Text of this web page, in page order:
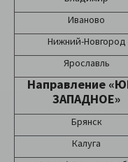
Иваново
Нижний-Новгород
Ярославль
Направление
ЗАПАДНОЕ»
Брянск
Калуга